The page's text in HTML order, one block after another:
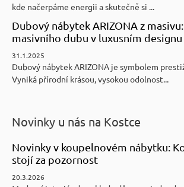
kde načerpáme energii a skutečně si ...
Dubový nábytek ARIZONA z
masivního dubu v luxusním designu
31.1.2025
Dubový nábytek ARIZONA je symbolem
Vyniká přírodní krásou, vysokou odolnost...
Novinky u nás na Kostce
Novinky v koupelnovém nábytku:
stojí za pozornost
20.3.2026